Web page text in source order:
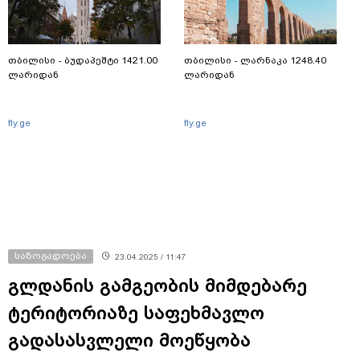
თბილისი - ბუდაპეშტი 1421.00
ლარიდან
fly.ge
თბილისი - ლარნაკა 1248.40
ლარიდან
fly.ge
საზოგადოება 23.04.2025 / 11:47
გლდანის გამგეობის მიმდებარე
ტერიტორიაზე საფეხმავლო
გადასასვლელი მოეწყობა